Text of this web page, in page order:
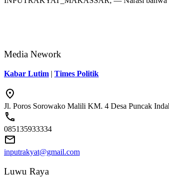
Media Nework
Kabar Lutim | Times Politik
Jl. Poros Sorowako Malili KM. 4 Desa Puncak
085135933334
inputrakyat@gmail.com
Luwu Raya